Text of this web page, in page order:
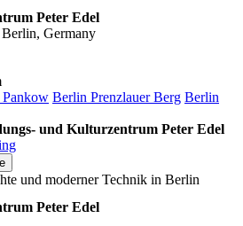
Peter Edel
Germany
Berlin Prenzlauer Berg Berlin
und Kulturzentrum Peter Edel
und moderner Technik in Berlin
Peter Edel